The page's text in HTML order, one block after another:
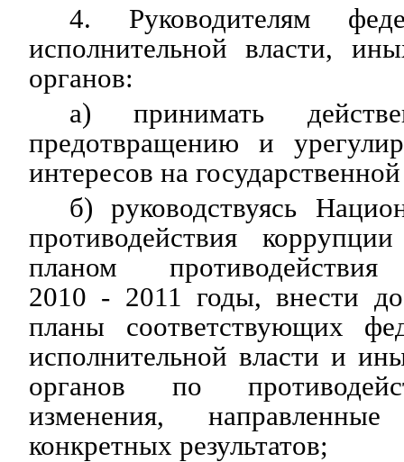
4. Руководителям
исполнительной власти,
органов:
а) принимать
предотвращению и
интересов на
б) руководствуясь
противодействия
планом
2010 - 2011 годы, внести
планы соответствующих
исполнительной власти и
органов по
изменения,
конкретных результатов;